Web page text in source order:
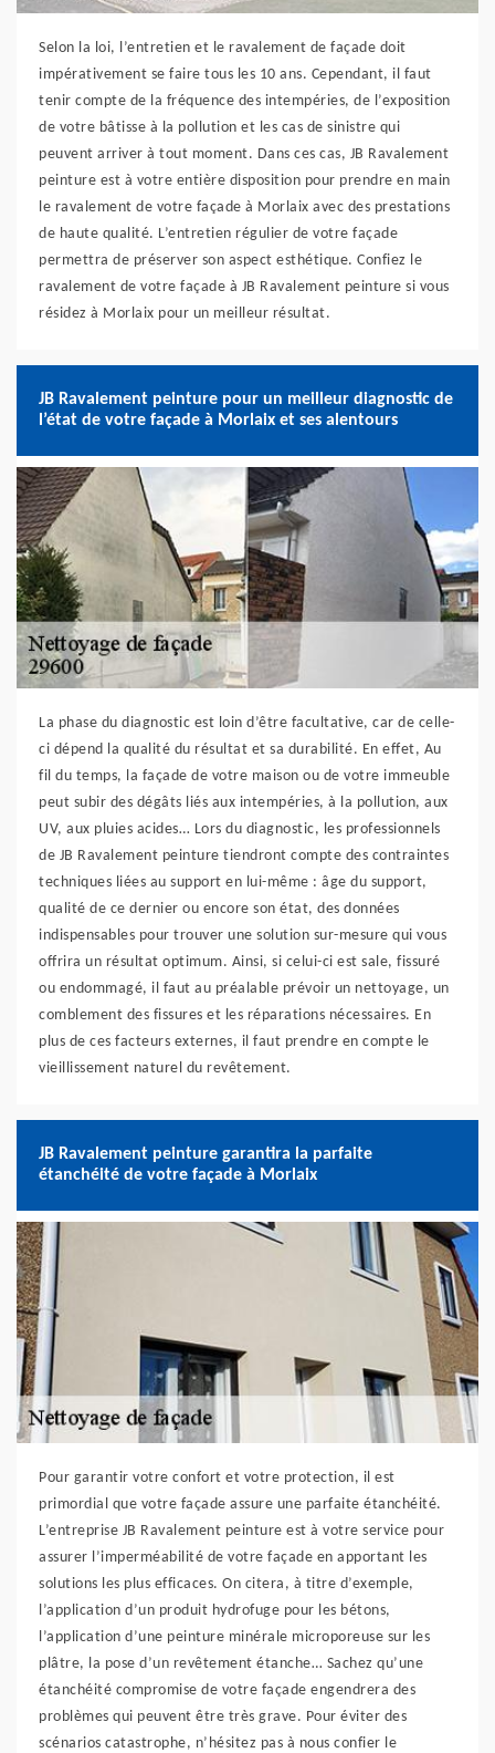
Selon la loi, l’entretien et le ravalement de façade doit
impérativement se faire tous les 10 ans. Cependant, il faut
tenir compte de la fréquence des intempéries, de l’exposition
de votre bâtisse à la pollution et les cas de sinistre qui
peuvent arriver à tout moment. Dans ces cas, JB Ravalement
peinture est à votre entière disposition pour prendre en main
le ravalement de votre façade à Morlaix avec des prestations
de haute qualité. L’entretien régulier de votre façade
permettra de préserver son aspect esthétique. Confiez le
ravalement de votre façade à JB Ravalement peinture si vous
résidez à Morlaix pour un meilleur résultat.
JB Ravalement peinture pour un meilleur diagnostic de
l’état de votre façade à Morlaix et ses alentours
La phase du diagnostic est loin d’être facultative, car de celle-
ci dépend la qualité du résultat et sa durabilité. En effet, Au
fil du temps, la façade de votre maison ou de votre immeuble
peut subir des dégâts liés aux intempéries, à la pollution, aux
UV, aux pluies acides… Lors du diagnostic, les professionnels
de JB Ravalement peinture tiendront compte des contraintes
techniques liées au support en lui-même : âge du support,
qualité de ce dernier ou encore son état, des données
indispensables pour trouver une solution sur-mesure qui vous
offrira un résultat optimum. Ainsi, si celui-ci est sale, fissuré
ou endommagé, il faut au préalable prévoir un nettoyage, un
comblement des fissures et les réparations nécessaires. En
plus de ces facteurs externes, il faut prendre en compte le
vieillissement naturel du revêtement.
JB Ravalement peinture garantira la parfaite
étanchéité de votre façade à Morlaix
Pour garantir votre confort et votre protection, il est
primordial que votre façade assure une parfaite étanchéité.
L’entreprise JB Ravalement peinture est à votre service pour
assurer l’imperméabilité de votre façade en apportant les
solutions les plus efficaces. On citera, à titre d’exemple,
l’application d’un produit hydrofuge pour les bétons,
l’application d’une peinture minérale microporeuse sur les
plâtre, la pose d’un revêtement étanche… Sachez qu’une
étanchéité compromise de votre façade engendrera des
problèmes qui peuvent être très grave. Pour éviter des
scénarios catastrophe, n’hésitez pas à nous confier le